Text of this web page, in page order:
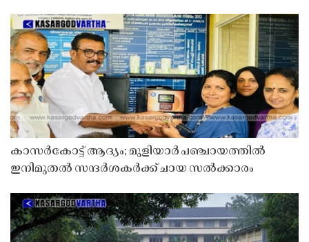
കാസർകോട്ട് ആദ്യം; മുളിയാർ പഞ്ചായത്തിൽ
ഇനിമുതൽ സന്ദർശകർക്ക് ചായ സൽക്കാരം